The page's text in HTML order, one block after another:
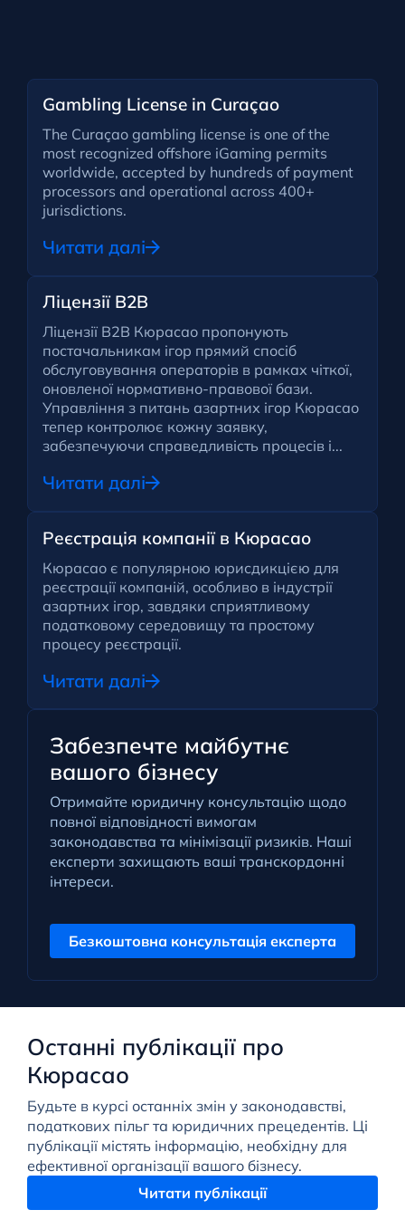
Gambling License in Curaçao
The Curaçao gambling license is one of the
most recognized offshore iGaming permits
worldwide, accepted by hundreds of payment
processors and operational across 400+
jurisdictions.
Читати далі
Ліцензії B2B
Ліцензії B2B Кюрасао пропонують
постачальникам ігор прямий спосіб
обслуговування операторів в рамках чіткої,
оновленої нормативно-правової бази.
Управління з питань азартних ігор Кюрасао
тепер контролює кожну заявку,
забезпечуючи справедливість процесів і...
Читати далі
Реєстрація компанії в Кюрасао
Кюрасао є популярною юрисдикцією для
реєстрації компаній, особливо в індустрії
азартних ігор, завдяки сприятливому
податковому середовищу та простому
процесу реєстрації.
Читати далі
Забезпечте майбутнє
вашого бізнесу
Отримайте юридичну консультацію щодо
повної відповідності вимогам
законодавства та мінімізації ризиків. Наші
експерти захищають ваші транскордонні
інтереси.
Безкоштовна консультація експерта
Останні публікації про
Кюрасао
Будьте в курсі останніх змін у законодавстві,
податкових пільг та юридичних прецедентів. Ці
публікації містять інформацію, необхідну для
ефективної організації вашого бізнесу.
Читати публікації